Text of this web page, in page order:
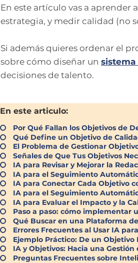
En este artículo vas a aprender
estrategia, y medir calidad (no
Si además quieres ordenar el
sobre cómo diseñar un
decisiones de talento.
En este articulo:
Por Qué Fallan los Objetivos de
Qué Define un Objetivo de
El Problema de Gestionar
Señales de Que Tus Objetivos
IA para Revisar y Mejorar la
IA para el Seguimiento
IA para Conectar Cada Objetivo
IA para el Seguimiento
IA para Evaluar el Impacto y la
Paso a paso: cómo implementar
Qué Buscar en una Plataforma
Errores Frecuentes al Usar IA
Ejemplo Práctico: De un
IA y Objetivos: Hacia una
Preguntas Frecuentes sobre